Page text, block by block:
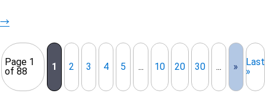
→
Page 1
of 88
1 2 3 4 5 ... 10 20 30 ... »
Last
»